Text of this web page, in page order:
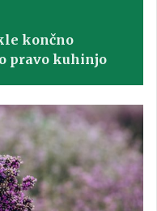
končno
pravo kuhinjo